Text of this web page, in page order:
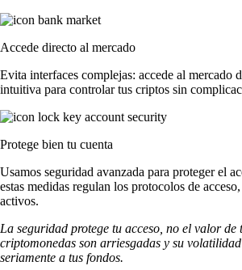
Accede directo al mercado
Evita interfaces complejas: accede al mercado
intuitiva para controlar tus criptos sin
Protege bien tu cuenta
Usamos seguridad avanzada para proteger el
estas medidas regulan los protocolos de
activos.
La seguridad protege tu acceso, no el valor de
criptomonedas son arriesgadas y su
seriamente a tus fondos.